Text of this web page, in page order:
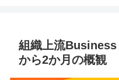
組織上流
から2か月の概観